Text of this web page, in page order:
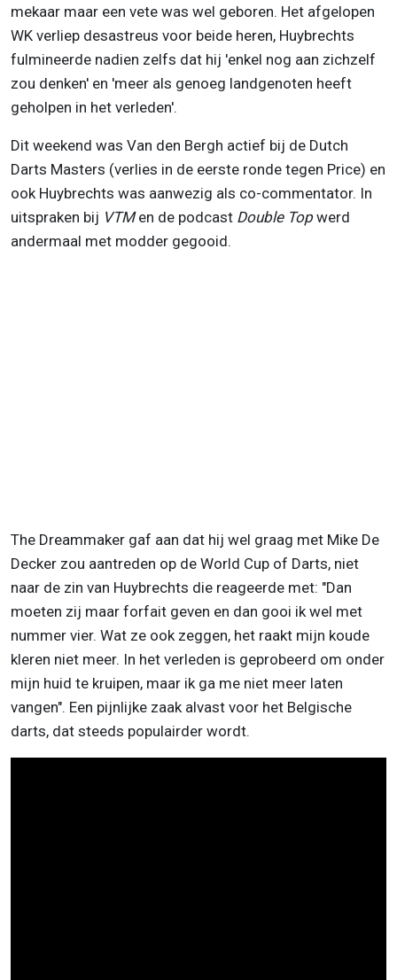
mekaar maar een vete was wel geboren. Het afgelopen
WK verliep desastreus voor beide heren, Huybrechts
fulmineerde nadien zelfs dat hij 'enkel nog aan zichzelf
zou denken' en 'meer als genoeg landgenoten heeft
geholpen in het verleden'.
Dit weekend was Van den Bergh actief bij de Dutch
Darts Masters (verlies in de eerste ronde tegen Price) en
ook Huybrechts was aanwezig als co-commentator. In
uitspraken bij VTMen de podcast Double Topwerd
andermaal met modder gegooid.
The Dreammaker gaf aan dat hij wel graag met Mike De
Decker zou aantreden op de World Cup of Darts, niet
naar de zin van Huybrechts die reageerde met: "Dan
moeten zij maar forfait geven en dan gooi ik wel met
nummer vier. Wat ze ook zeggen, het raakt mijn koude
kleren niet meer. In het verleden is geprobeerd om onder
mijn huid te kruipen, maar ik ga me niet meer laten
vangen". Een pijnlijke zaak alvast voor het Belgische
darts, dat steeds populairder wordt.